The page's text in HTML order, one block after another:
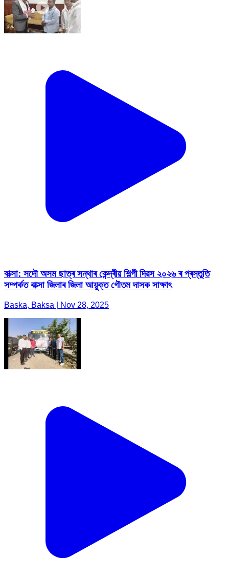
বাক্সা: সদৌ অসম ছাত্ৰ সন্থাৰ কেন্দ্ৰীয় শিল্পী দিৱস ২০২৬ ৰ প্ৰস্তুতি
সম্পৰ্কত বাক্সা জিলাৰ জিলা আয়ুক্ত গৌতম দাসক সাক্ষাৎ
Baska, Baksa | Nov 28, 2025